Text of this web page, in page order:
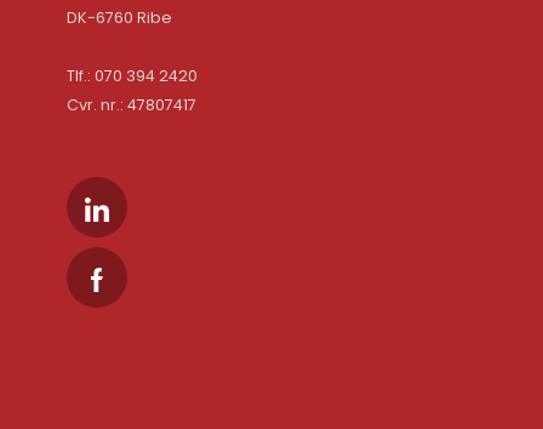
DK-6760 Ribe
Tlf.: 070 394 2420
Cvr. nr.: 47807417